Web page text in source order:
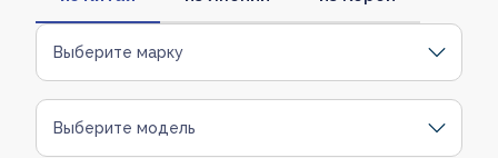
Выберите марку
Выберите модель